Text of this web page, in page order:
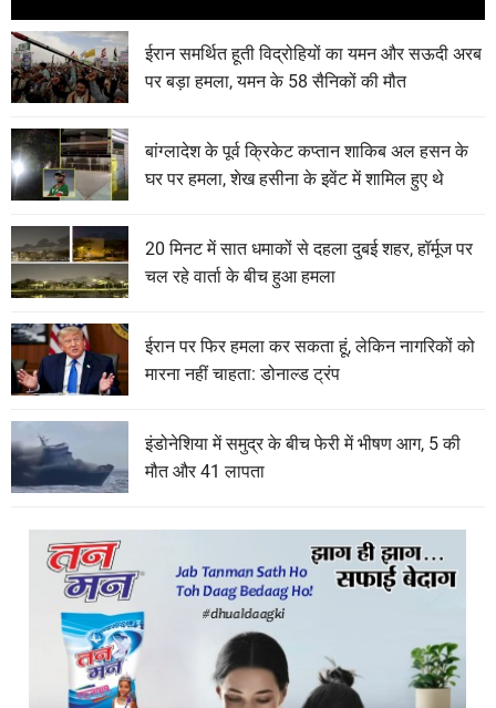
ईरान समर्थित हूती विद्रोहियों का यमन और सऊदी अरब
पर बड़ा हमला, यमन के 58 सैनिकों की मौत
बांग्लादेश के पूर्व क्रिकेट कप्तान शाकिब अल हसन के
घर पर हमला, शेख हसीना के इवेंट में शामिल हुए थे
20 मिनट में सात धमाकों से दहला दुबई शहर, हॉर्मूज पर
चल रहे वार्ता के बीच हुआ हमला
ईरान पर फिर हमला कर सकता हूं, लेकिन नागरिकों को
मारना नहीं चाहता: डोनाल्ड ट्रंप
इंडोनेशिया में समुद्र के बीच फेरी में भीषण आग, 5 की
मौत और 41 लापता